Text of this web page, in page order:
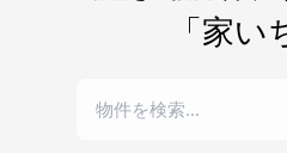
「家い